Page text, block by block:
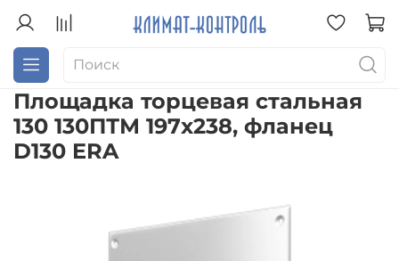
Площадка торцевая стальная
130 130ПТМ 197х238, фланец
D130 ERA